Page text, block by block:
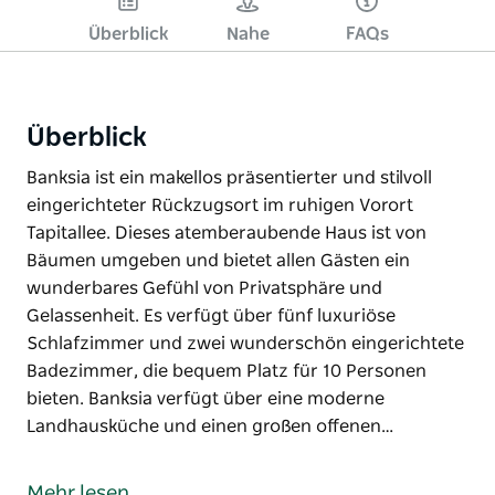
Überblick Nahe FAQs
Überblick
Banksia ist ein makellos präsentierter und stilvoll
eingerichteter Rückzugsort im ruhigen Vorort
Tapitallee. Dieses atemberaubende Haus ist von
Bäumen umgeben und bietet allen Gästen ein
wunderbares Gefühl von Privatsphäre und
Gelassenheit. Es verfügt über fünf luxuriöse
Schlafzimmer und zwei wunderschön eingerichtete
Badezimmer, die bequem Platz für 10 Personen
bieten. Banksia verfügt über eine moderne
Landhausküche und einen großen offenen…
eingerichteter Rückzugsort im ruhigen Vorort